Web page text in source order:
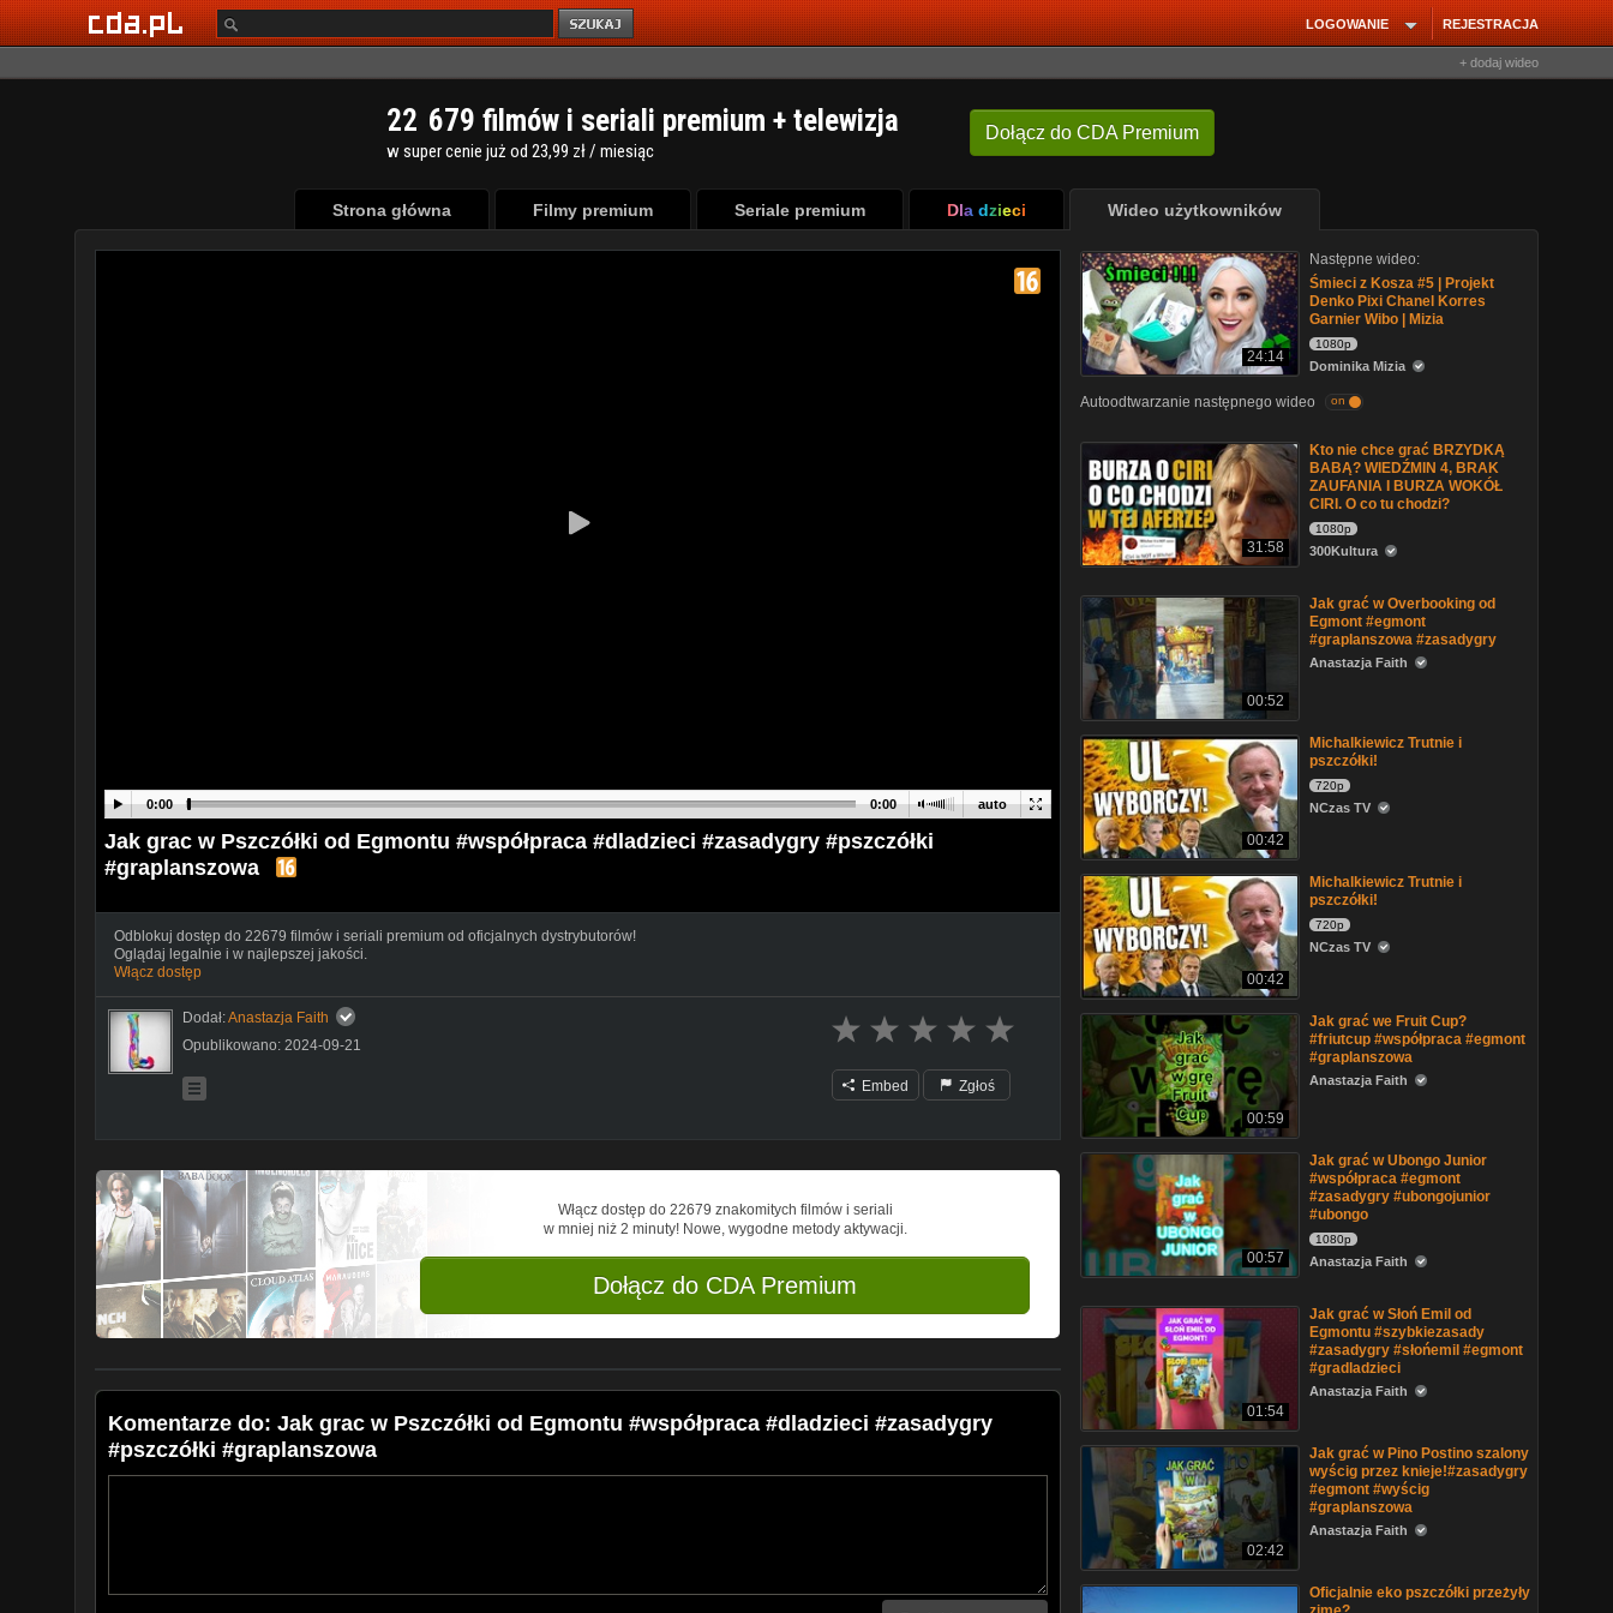
REJESTRACJA
LOGOWANIE
+ dodaj wideo
Dołącz do CDA Premium
22 679 filmów i seriali premium + telewizja
w super cenie już od 23,99 zł / miesiąc
Strona główna Filmy premium Seriale premium Dla dzieci Wideo użytkowników
auto
0:00 0:00
Jak grac w Pszczółki od Egmontu #współpraca #dladzieci #zasadygry #pszczółki
#graplanszowa
Odblokuj dostęp do 22679 filmów i seriali premium od oficjalnych dystrybutorów!
Oglądaj legalnie i w najlepszej jakości.
Włącz dostęp
Dodał:Anastazja Faith
Opublikowano: 2024-09-21
Embed Zgłoś
Włącz dostęp do 22679 znakomitych filmów i seriali
w mniej niż 2 minuty! Nowe, wygodne metody aktywacji.
Dołącz do CDA Premium
Komentarze do: Jak grac w Pszczółki od Egmontu #współpraca #dladzieci #zasadygry
#pszczółki #graplanszowa
24:14
Następne wideo:
Śmieci z Kosza #5 | Projekt
Denko Pixi Chanel Korres
Garnier Wibo | Mizia
1080p
Dominika Mizia
Autoodtwarzanie następnego wideo on
31:58
Kto nie chce grać BRZYDKĄ
BABĄ? WIEDŹMIN 4, BRAK
ZAUFANIA I BURZA WOKÓŁ
CIRI. O co tu chodzi?
1080p
300Kultura
00:52
Jak grać w Overbooking od
Egmont #egmont
#graplanszowa #zasadygry
Anastazja Faith
00:42
Michalkiewicz Trutnie i
pszczółki!
720p
NCzas TV
00:42
Michalkiewicz Trutnie i
pszczółki!
720p
NCzas TV
00:59
Jak grać we Fruit Cup?
#friutcup #współpraca #egmont
#graplanszowa
Anastazja Faith
00:57
Jak grać w Ubongo Junior
#współpraca #egmont
#zasadygry #ubongojunior
#ubongo
1080p
Anastazja Faith
01:54
Jak grać w Słoń Emil od
Egmontu #szybkiezasady
#zasadygry #słońemil #egmont
#gradladzieci
Anastazja Faith
02:42
Jak grać w Pino Postino szalony
wyścig przez knieje!#zasadygry
#egmont #wyścig
#graplanszowa
Anastazja Faith
Oficjalnie eko pszczółki przeżyły